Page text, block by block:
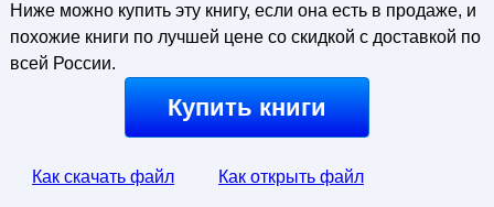
Ниже можно купить эту книгу, если она есть в продаже, и
похожие книги по лучшей цене со скидкой с доставкой по
всей России.
Купить книги
Как скачать файл Как открыть файл